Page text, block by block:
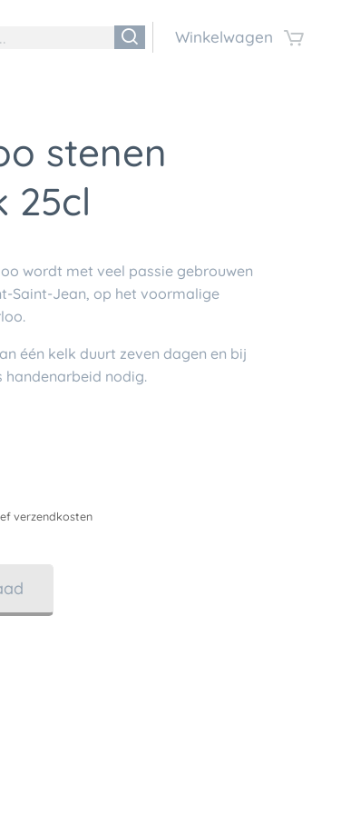
Winkelwagen
stenen
25cl
wordt met veel passie gebrouwen
Saint-Jean, op het voormalige
één kelk duurt zeven dagen en bij
handenarbeid nodig.
verzendkosten